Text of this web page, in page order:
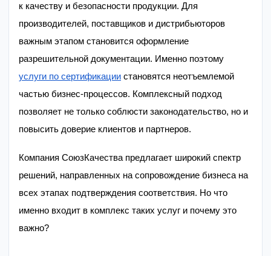
к качеству и безопасности продукции. Для
производителей, поставщиков и дистрибьюторов
важным этапом становится оформление
разрешительной документации. Именно поэтому
услуги по сертификации становятся неотъемлемой
частью бизнес-процессов. Комплексный подход
позволяет не только соблюсти законодательство, но и
повысить доверие клиентов и партнеров.
Компания СоюзКачества предлагает широкий спектр
решений, направленных на сопровождение бизнеса на
всех этапах подтверждения соответствия. Но что
именно входит в комплекс таких услуг и почему это
важно?